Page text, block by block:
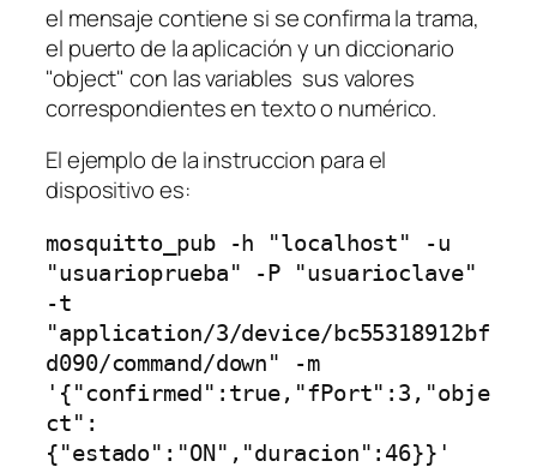
el mensaje contiene si se confirma la trama,
el puerto de la aplicación y un diccionario
"object" con las variables sus valores
correspondientes en texto o numérico.
El ejemplo de la instruccion para el
dispositivo es:
mosquitto_pub -h "localhost" -u
"usuarioprueba" -P "usuarioclave"
-t
"application/3/device/bc55318912bf
d090/command/down" -m
'{"confirmed":true,"fPort":3,"obje
ct":
{"estado":"ON","duracion":46}}'